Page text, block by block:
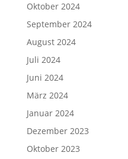
Oktober 2024
September 2024
August 2024
Juli 2024
Juni 2024
März 2024
Januar 2024
Dezember 2023
Oktober 2023